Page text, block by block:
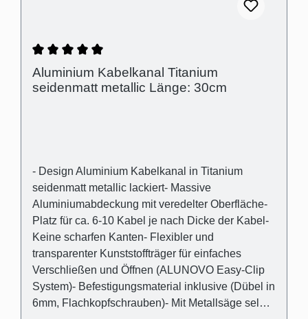
Durchschnittliche Bewertung von 5 von 5
Aluminium Kabelkanal Titanium
seidenmatt metallic Länge: 30cm
- Design Aluminium Kabelkanal in Titanium
seidenmatt metallic lackiert- Massive
Aluminiumabdeckung mit veredelter Oberfläche-
Platz für ca. 6-10 Kabel je nach Dicke der Kabel-
Keine scharfen Kanten- Flexibler und
transparenter Kunststoffträger für einfaches
Verschließen und Öffnen (ALUNOVO Easy-Clip
System)- Befestigungsmaterial inklusive (Dübel in
6mm, Flachkopfschrauben)- Mit Metallsäge selbst